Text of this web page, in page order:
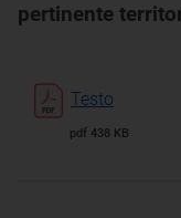
pertinente
Testo
pdf 438 KB